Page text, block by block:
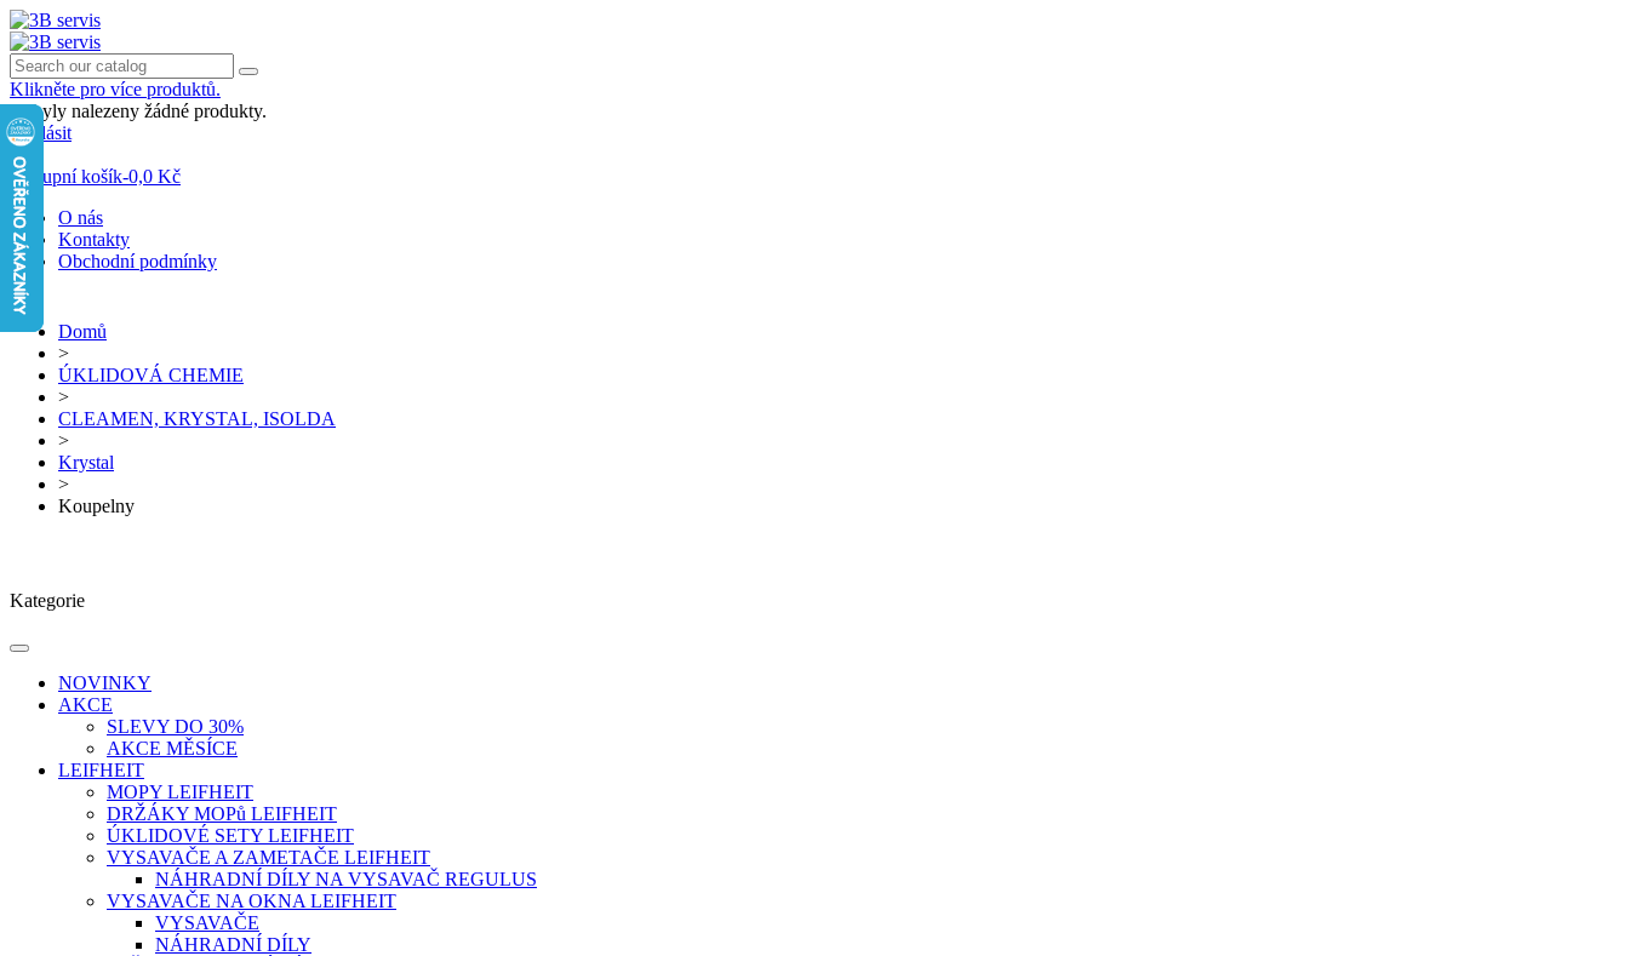
Klikněte pro více produktů.
Nebyly nalezeny žádné produkty.
Přihlásit
0
Nákupní košík-0,0 Kč
O nás
Kontakty
Obchodní podmínky
Domů
>
ÚKLIDOVÁ CHEMIE
>
CLEAMEN, KRYSTAL, ISOLDA
>
Krystal
>
Koupelny
Kategorie
NOVINKY
AKCE
SLEVY DO 30%
AKCE MĚSÍCE
LEIFHEIT
MOPY LEIFHEIT
DRŽÁKY MOPů LEIFHEIT
ÚKLIDOVÉ SETY LEIFHEIT
VYSAVAČE A ZAMETAČE LEIFHEIT
NÁHRADNÍ DÍLY NA VYSAVAČ REGULUS
VYSAVAČE NA OKNA LEIFHEIT
VYSAVAČE
NÁHRADNÍ DÍLY